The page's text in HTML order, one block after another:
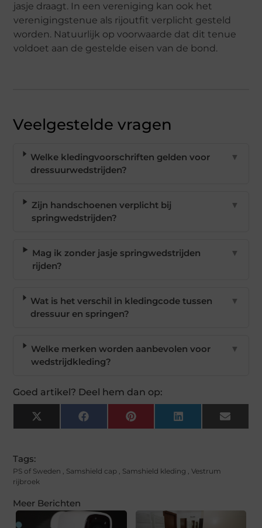
jasje draagt. In een vereniging kan ook het
verenigingstenue als rijoutfit verplicht gesteld
worden. Natuurlijk op voorwaarde dat dit tenue
voldoet aan de gestelde eisen van de bond.
Veelgestelde vragen
Welke kledingvoorschriften gelden voor
dressuurwedstrijden?
▼
Zijn handschoenen verplicht bij
springwedstrijden?
▼
Mag ik zonder jasje springwedstrijden
rijden?
▼
Wat is het verschil in kledingcode tussen
dressuur en springen?
▼
Welke merken worden aanbevolen voor
wedstrijdkleding?
▼
Goed artikel? Deel hem dan op:
X
(Twitter)
FacebookPinterest LinkedIn Email
Tags:
PS of Sweden , Samshield cap , Samshield kleding ,Vestrum
rijbroek
Meer Berichten